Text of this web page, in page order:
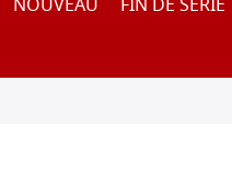
NOUVEAU FIN DE SÉRIE